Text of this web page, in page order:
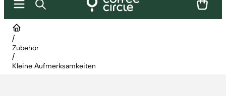
/
Zubehör
/
Kleine Aufmerksamkeiten